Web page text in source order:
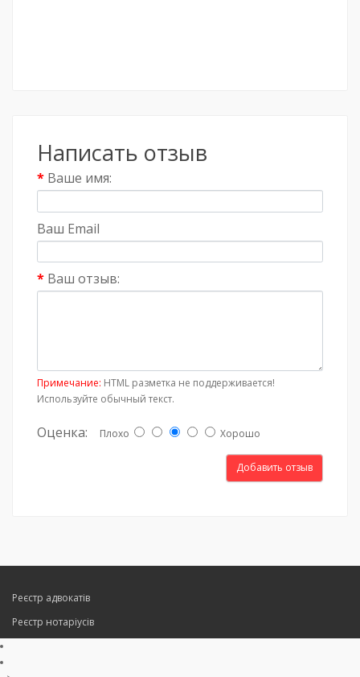
Написать отзыв
Ваше имя:
Ваш Email
Ваш отзыв:
Примечание: HTML разметка не поддерживается!
Используйте обычный текст.
Оценка: Плохо Хорошо
Добавить отзыв
Реєстр адвокатів
Реєстр нотаріусів